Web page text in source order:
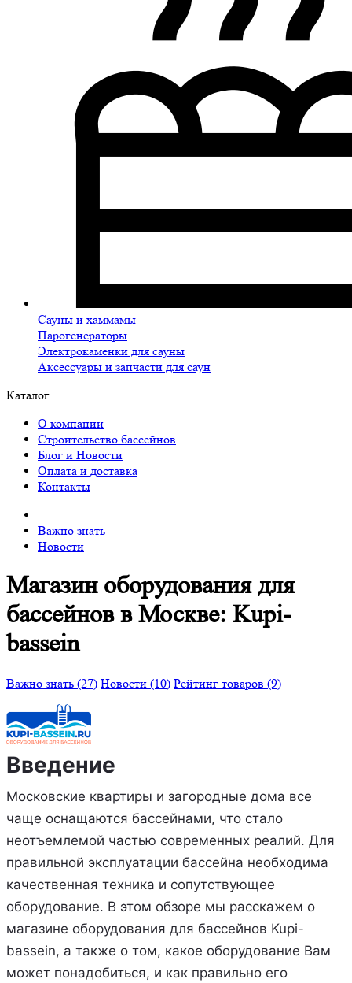
Сауны и хаммамы
Парогенераторы
Электрокаменки для сауны
Аксессуары и запчасти для саун
Каталог
О компании
Строительство бассейнов
Блог и Новости
Оплата и доставка
Контакты
Важно знать
Новости
Магазин оборудования для
бассейнов в Москве: Kupi-
bassein
Важно знать (27) Новости (10) Рейтинг товаров (9)
Введение
Московские квартиры и загородные дома все
чаще оснащаются бассейнами, что стало
неотъемлемой частью современных реалий. Для
правильной эксплуатации бассейна необходима
качественная техника и сопутствующее
оборудование. В этом обзоре мы расскажем о
магазине оборудования для бассейнов Kupi-
bassein, а также о том, какое оборудование Вам
может понадобиться, и как правильно его